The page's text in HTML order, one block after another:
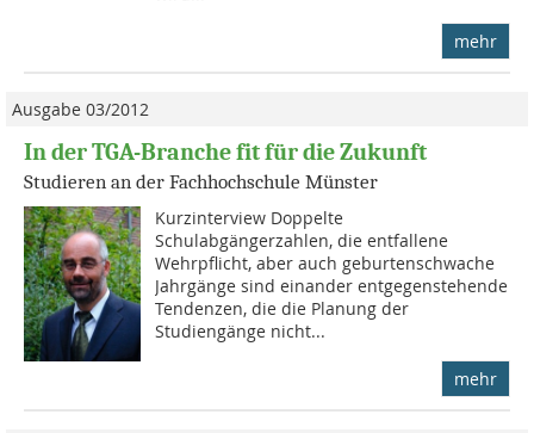
mehr
Ausgabe 03/2012
In der TGA-Branche fit für die Zukunft
Studieren an der Fachhochschule Münster
Kurzinterview Doppelte
Schulabgängerzahlen, die entfallene
Wehrpflicht, aber auch geburtenschwache
Jahrgänge sind einander entgegenstehende
Tendenzen, die die Planung der
Studiengänge nicht...
mehr